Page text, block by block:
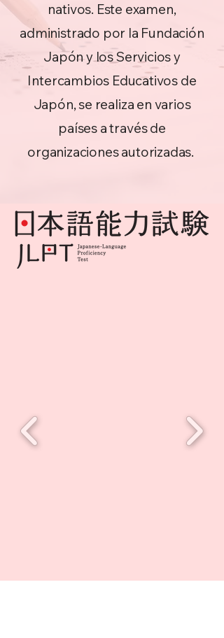
nativos. Este examen,
administrado por la Fundación
Japón y los Servicios y
Intercambios Educativos de
Japón, se realiza en varios
países a través de
organizaciones autorizadas.